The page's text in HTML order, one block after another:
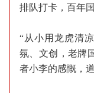
排队打卡，百年
“从小用龙虎清
氛、文创，老牌
者小李的感慨，